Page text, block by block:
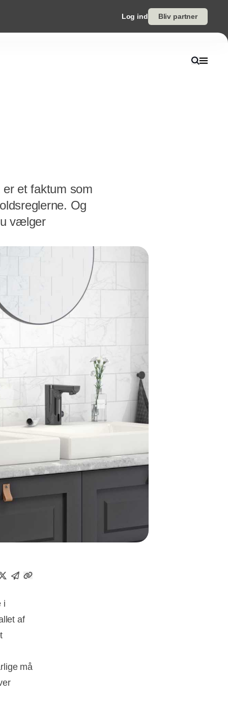
Log ind Bliv partner
et faktum som
Og
vælger
i
af
må